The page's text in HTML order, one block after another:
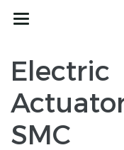
Electric
SMC